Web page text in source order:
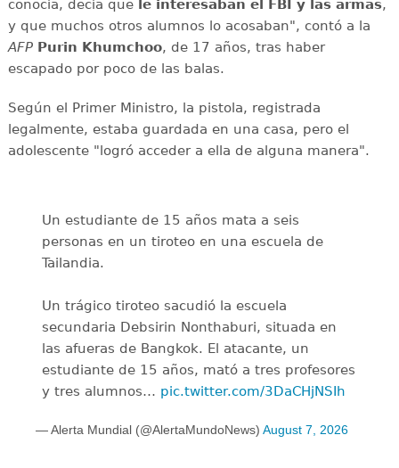
conocía, decía que le interesaban el FBI y las armas,
y que muchos otros alumnos lo acosaban", contó a la
AFP Purin Khumchoo, de 17 años, tras haber
escapado por poco de las balas.
Según el Primer Ministro, la pistola, registrada
legalmente, estaba guardada en una casa, pero el
adolescente "logró acceder a ella de alguna manera".
Un estudiante de 15 años mata a seis
personas en un tiroteo en una escuela de
Tailandia.
Un trágico tiroteo sacudió la escuela
secundaria Debsirin Nonthaburi, situada en
las afueras de Bangkok. El atacante, un
estudiante de 15 años, mató a tres profesores
y tres alumnos… pic.twitter.com/3DaCHjNSIh
— Alerta Mundial (@AlertaMundoNews) August 7, 2026